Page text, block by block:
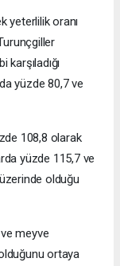
yeterlilik oranı
yüzde 80,7 ve
108,8 olarak
yüzde 115,7 ve
olduğu
meyve
ortaya